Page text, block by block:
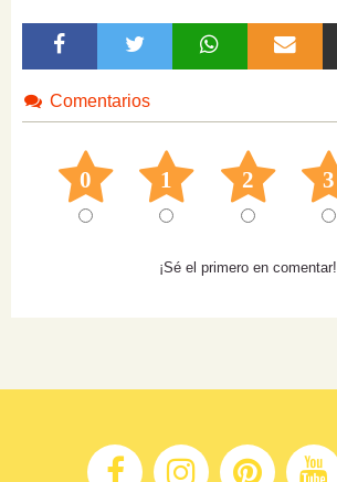
Comentarios
0 1 2 3
¡Sé el primero en comentar!